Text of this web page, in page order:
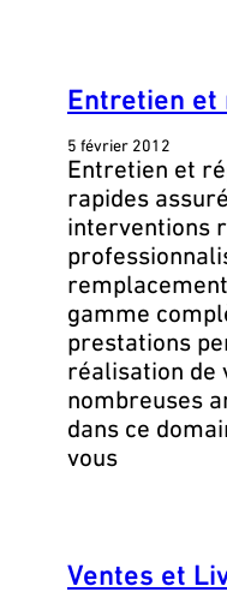
Entretien et
5 février 2012
Entretien et
rapides
interventions
gamme
prestations
réalisation de
nombreuses
dans ce
vous
Ventes et